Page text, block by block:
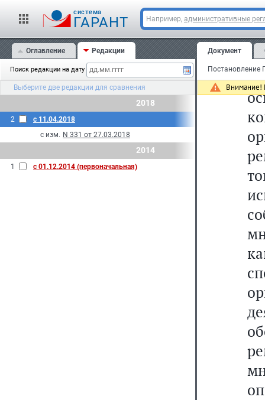
cистема
ГАРАНТ Например, административные
Оглавление Редакции
Поиск редакции на дату
Выберите две редакции для сравнения
2018
2
с 11.04.2018
с изм. N 331 от 27.03.2018
2014
1 с 01.12.2014 (первоначальная)
Документ
Внимание!